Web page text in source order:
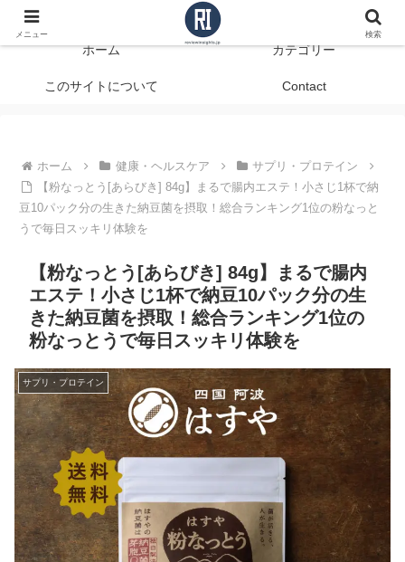
データで見る、本当に役立つ商品レビュー
ホーム カテゴリー
このサイトについて Contact
ホーム 健康・ヘルスケア
サプリ・プロテイン
【粉なっとう[あらびき] 84g】まるで腸内エステ！小さじ1杯で納
豆10パック分の生きた納豆菌を摂取！総合ランキング1位の粉なっと
うで毎日スッキリ体験を
【粉なっとう[あらびき] 84g】まるで腸内
エステ！小さじ1杯で納豆10パック分の生
きた納豆菌を摂取！総合ランキング1位の
粉なっとうで毎日スッキリ体験を
サプリ・プロテイン
メニュー 検索